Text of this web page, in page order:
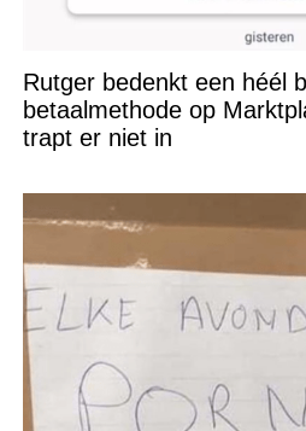
Rutger bedenkt een héél
betaalmethode op
trapt er niet in